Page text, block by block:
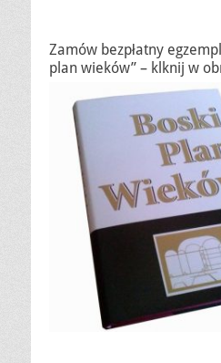
Zamów bezpłatny
plan wieków” – klknij w